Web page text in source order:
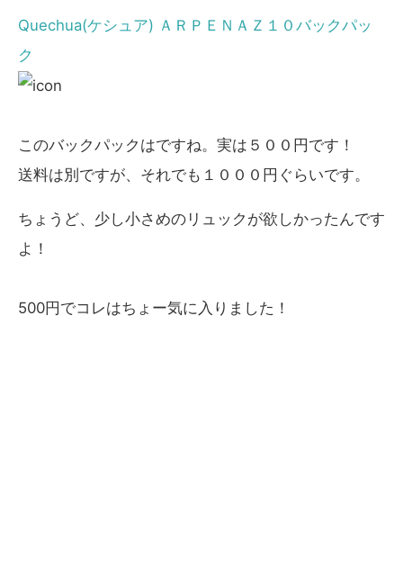
Quechua(ケシュア) ＡＲＰＥＮＡＺ１０バックパッ
ク
このバックパックはですね。実は５００円です！
送料は別ですが、それでも１０００円ぐらいです。
ちょうど、少し小さめのリュックが欲しかったんです
よ！
500円でコレはちょー気に入りました！